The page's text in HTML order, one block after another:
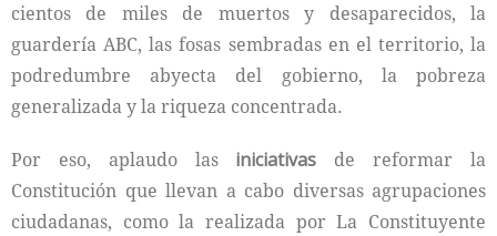
cientos de miles de muertos y desaparecidos, la
guardería ABC, las fosas sembradas en el territorio, la
podredumbre abyecta del gobierno, la pobreza
generalizada y la riqueza concentrada.
Por eso, aplaudo las iniciativas de reformar la
Constitución que llevan a cabo diversas agrupaciones
ciudadanas, como la realizada por La Constituyente